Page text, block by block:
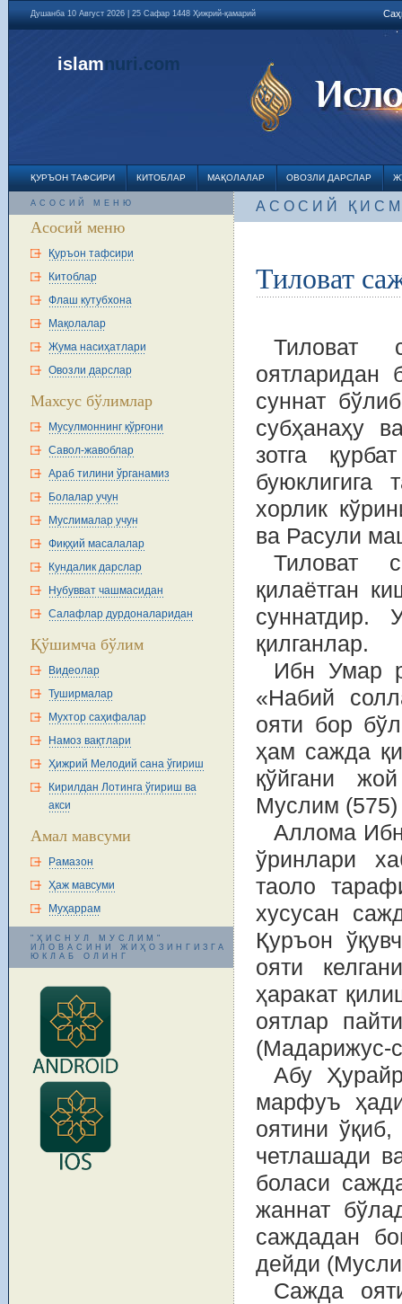
Душанба 10 Август 2026 | 25 Сафар 1448 Ҳижрий-қамарий
islamnuri.com
ҚУРЪОН ТАФСИРИ КИТОБЛАР МАҚОЛАЛАР ОВОЗЛИ ДАРСЛАР
АСОСИЙ МЕНЮ
Асосий меню
Қуръон тафсири
Китоблар
Флаш кутубхона
Мақолалар
Жума насиҳатлари
Овозли дарслар
Махсус бўлимлар
Мусулмоннинг қўрғони
Савол-жавоблар
Араб тилини ўрганамиз
Болалар учун
Муслималар учун
Фиқҳий масалалар
Кундалик дарслар
Нубувват чашмасидан
Салафлар дурдоналаридан
Қўшимча бўлим
Видеолар
Туширмалар
Мухтор саҳифалар
Намоз вақтлари
Ҳижрий Мелодий сана ўгириш
Кирилдан Лотинга ўгириш ва
акси
Амал мавсуми
Рамазон
Ҳаж мавсуми
Муҳаррам
"ҲИСНУЛ МУСЛИМ"
ИЛОВАСИНИ ЖИҲОЗИНГИЗГА
ЮКЛАБ ОЛИНГ
АСОСИЙ
Тиловат
Тиловат
оятларидан
суннат
субҳанаҳу
зотга
буюклигига
хорлик
ва Расули
Тиловат
қилаётган
суннатдир.
қилганлар.
Ибн Умар
«Набий
ояти бор
ҳам сажда
қўйгани
Муслим (575)
Аллома
ўринлари
таоло
хусусан
Қуръон
ояти
ҳаракат
оятлар
(Мадарижус-
Абу
марфуъ
оятини
четлашади
боласи
жаннат
саждадан
дейди
Сажда